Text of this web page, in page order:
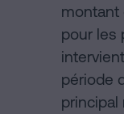
montant
pour les
période
principal